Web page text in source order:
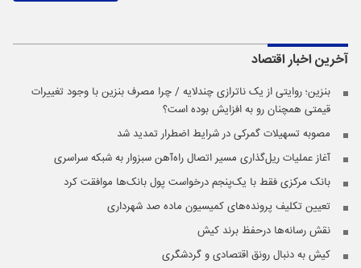
آخرین اخباراقتصاد
بنزین؛ روایتی از یک ناترازی چندلایه / چرا مصرف بنزین با وجود تغییرات
قیمتی همچنان رو به افزایش بوده است؟
مصوبه تسهیلات گمرکی در شرایط اضطرار تمدید شد
آغاز عملیات ریل‌گذاری مسیر اتصال راه‌آهن سبزوار به شبکه سراسری
بانک مرکزی فقط با یک‌‎پنجم درخواست پول بانک‌ها موافقت کرد
تعیین تکلیف پرونده‌های کمیسیون ماده صد شهرداری
نقش رسانه‌ها درحفظ برند کیش
کیش به دنبال رونق اقتصادی و گردشگری